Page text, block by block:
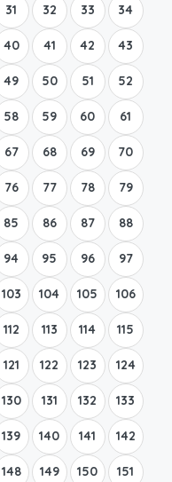
31 32 33 34
40 41 42 43
49 50 51 52
58 59 60 61
67 68 69 70
76 77 78 79
85 86 87 88
94 95 96 97
103 104 105 106
112 113 114 115
121 122 123 124
130 131 132 133
139 140 141 142
148 149 150 151